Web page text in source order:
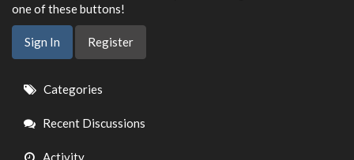
one of these buttons!
Sign In Register
Quick
Links
Categories
Recent Discussions
Activity